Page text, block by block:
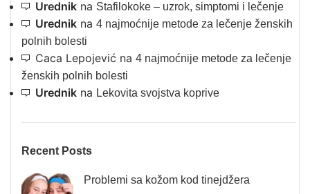
Urednik na Stafilokoke – uzrok, simptomi i lečenje
Urednik na 4 najmoćnije metode za lečenje ženskih
polnih bolesti
Caca Lepojević na 4 najmoćnije metode za lečenje
ženskih polnih bolesti
Urednik na Lekovita svojstva koprive
Recent Posts
Problemi sa kožom kod tinejdžera